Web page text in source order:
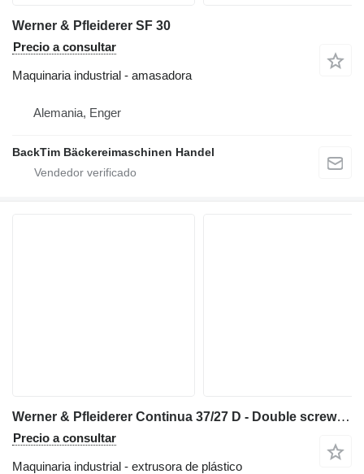
Werner & Pfleiderer SF 30
Precio a consultar
Maquinaria industrial - amasadora
Alemania, Enger
BackTim Bäckereimaschinen Handel
Werner & Pfleiderer Continua 37/27 D - Double screw extruder
Precio a consultar
Maquinaria industrial - extrusora de plástico